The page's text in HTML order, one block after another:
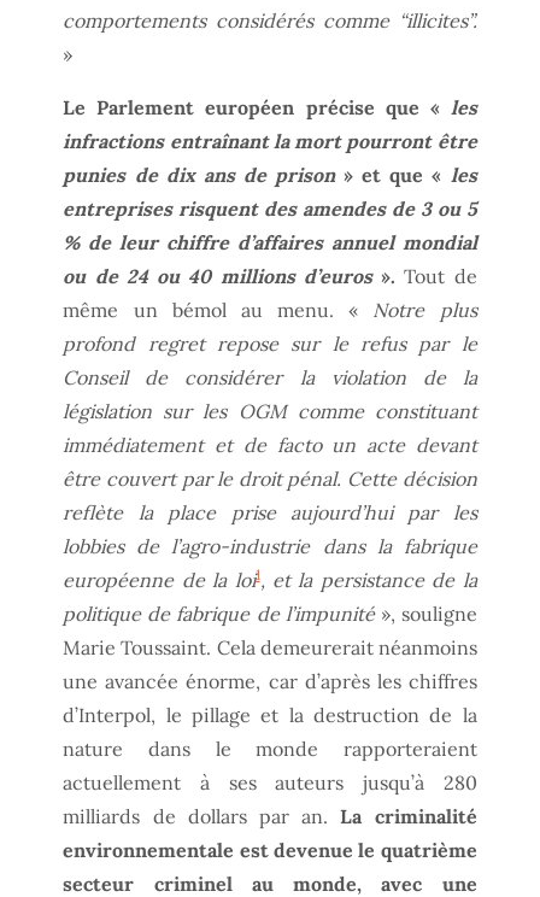
comportements considérés comme “illicites”.
»
Le Parlement européen précise que « les
infractions entraînant la mort pourront être
punies de dix ans de prison» et que « les
entreprises risquent des amendes de 3 ou 5
% de leur chiffre d’affaires annuel mondial
ou de 24 ou 40 millions d’euros». Tout de
même un bémol au menu. « Notre plus
profond regret repose sur le refus par le
Conseil de considérer la violation de la
législation sur les OGM comme constituant
immédiatement et de facto un acte devant
être couvert par le droit pénal. Cette décision
reflète la place prise aujourd’hui par les
lobbies de l’agro-industrie dans la fabrique
européenne de la loi1, et la persistance de la
politique de fabrique de l’impunité», souligne
Marie Toussaint. Cela demeurerait néanmoins
une avancée énorme, car d’après les chiffres
d’Interpol, le pillage et la destruction de la
nature dans le monde rapporteraient
actuellement à ses auteurs jusqu’à 280
milliards de dollars par an.La criminalité
environnementale est devenue le quatrième
secteur criminel au monde, avec une